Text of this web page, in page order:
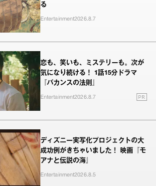
る
Entertainment2026.8.7
恋も、笑いも、ミステリーも。次が
気になり続ける！ 1話15分ドラマ
『バカンスの法則』
Entertainment2026.8.7 PR
ディズニー実写化プロジェクトの大
成功例がきちゃいました！ 映画『モ
アナと伝説の海』
Entertainment2026.8.5